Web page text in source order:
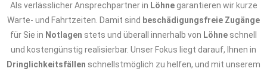
Als verlässlicher Ansprechpartner in Löhnegarantieren wir kurze
Warte- und Fahrtzeiten. Damit sind beschädigungsfreie Zugänge
für Sie in Notlagen stets und überall innerhalb von Löhne schnell
und kostengünstig realisierbar. Unser Fokus liegt darauf, Ihnen in
Dringlichkeitsfällen schnellstmöglich zu helfen, und mit unserem